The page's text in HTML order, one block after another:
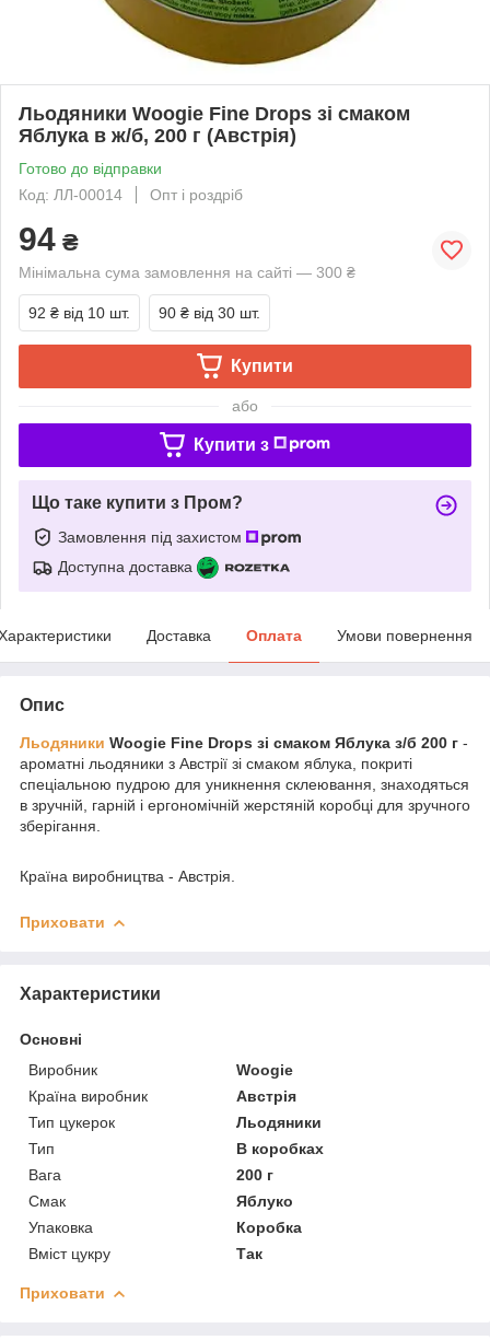
Льодяники Woogie Fine Drops зі смаком
Яблука в ж/б, 200 г (Австрія)
Готово до відправки
Код: ЛЛ-00014
Опт і роздріб
94 ₴
Мінімальна сума замовлення на сайті — 300 ₴
92 ₴ від 10 шт. 90 ₴ від 30 шт.
Купити
або
Купити з
Що таке купити з Пром?
Замовлення під захистом
Доступна доставка
Доставка Оплата Умови повернення
Опис
Льодяники Woogie Fine Drops зі смаком Яблука з/б 200 г -
ароматні льодяники з Австрії зі смаком яблука, покриті
спеціальною пудрою для уникнення склеювання, знаходяться
в зручній, гарній і ергономічній жерстяній коробці для зручного
зберігання.
Країна виробництва - Австрія.
Приховати
Характеристики
Основні
Виробник
Woogie
Країна виробник
Австрія
Тип цукерок
Льодяники
Тип
В коробках
Вага
200 г
Смак
Яблуко
Упаковка
Коробка
Вміст цукру
Так
Приховати